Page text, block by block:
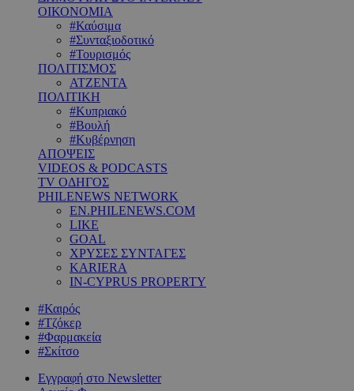
ΟΙΚΟΝΟΜΙΑ
#Καύσιμα
#Συνταξιοδοτικό
#Τουρισμός
ΠΟΛΙΤΙΣΜΟΣ
ΑΤΖΕΝΤΑ
ΠΟΛΙΤΙΚΗ
#Κυπριακό
#Βουλή
#Κυβέρνηση
ΑΠΟΨΕΙΣ
VIDEOS & PODCASTS
TV ΟΔΗΓΟΣ
PHILENEWS NETWORK
EN.PHILENEWS.COM
LIKE
GOAL
ΧΡΥΣΕΣ ΣΥΝΤΑΓΕΣ
KARIERA
IN-CYPRUS PROPERTY
#Καιρός
#Τζόκερ
#Φαρμακεία
#Σκίτσο
Εγγραφή στο Newsletter